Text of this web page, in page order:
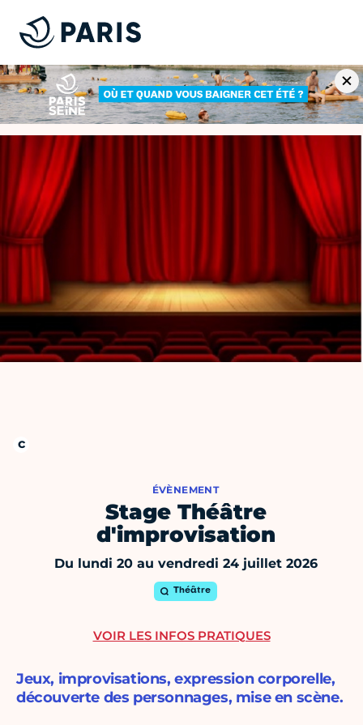
ÉVÈNEMENT
Stage Théâtre
d'improvisation
Du lundi 20 au vendredi 24 juillet 2026
Théâtre
Jeux, improvisations, expression corporelle,
découverte des personnages, mise en scène.
VOIR LES INFOS PRATIQUES